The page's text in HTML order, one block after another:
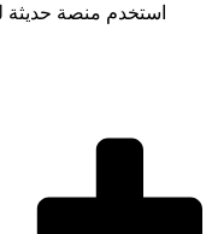
استخدم منصة حديثة